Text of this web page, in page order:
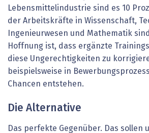
Lebensmittelindustrie sind es 10
der Arbeitskräfte in Wissenschaft,
Ingenieurwesen und Mathematik
Hoffnung ist, dass ergänzte
diese Ungerechtigkeiten zu
beispielsweise in
Chancen entstehen.
Die Alternative
Das perfekte Gegenüber. Das sollen